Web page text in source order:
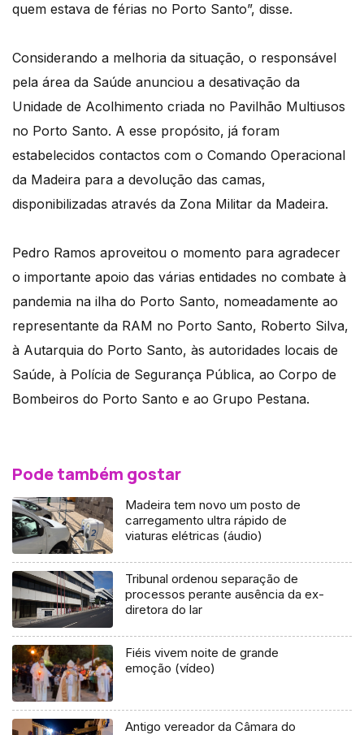
quem estava de férias no Porto Santo”, disse.
Considerando a melhoria da situação, o responsável
pela área da Saúde anunciou a desativação da
Unidade de Acolhimento criada no Pavilhão Multiusos
no Porto Santo. A esse propósito, já foram
estabelecidos contactos com o Comando Operacional
da Madeira para a devolução das camas,
disponibilizadas através da Zona Militar da Madeira.
Pedro Ramos aproveitou o momento para agradecer
o importante apoio das várias entidades no combate à
pandemia na ilha do Porto Santo, nomeadamente ao
representante da RAM no Porto Santo, Roberto Silva,
à Autarquia do Porto Santo, às autoridades locais de
Saúde, à Polícia de Segurança Pública, ao Corpo de
Bombeiros do Porto Santo e ao Grupo Pestana.
Pode também gostar
Madeira tem novo um posto de
carregamento ultra rápido de
viaturas elétricas (áudio)
Tribunal ordenou separação de
processos perante ausência da ex-
diretora do lar
Fiéis vivem noite de grande
emoção (vídeo)
Antigo vereador da Câmara do